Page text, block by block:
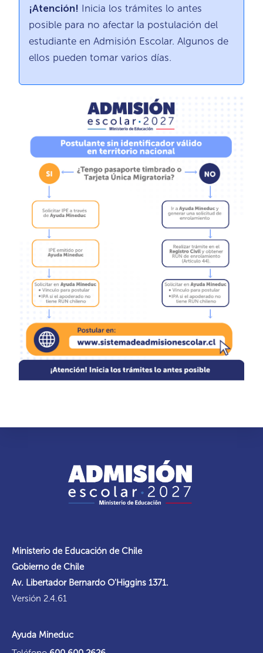
¡Atención! Inicia los trámites lo antes
posible para no afectar la postulación del
estudiante en Admisión Escolar. Algunos de
ellos pueden tomar varios días.
Ministerio de Educación de Chile
Gobierno de Chile
Av. Libertador Bernardo O'Higgins 1371.
Versión 2.4.61
Ayuda Mineduc